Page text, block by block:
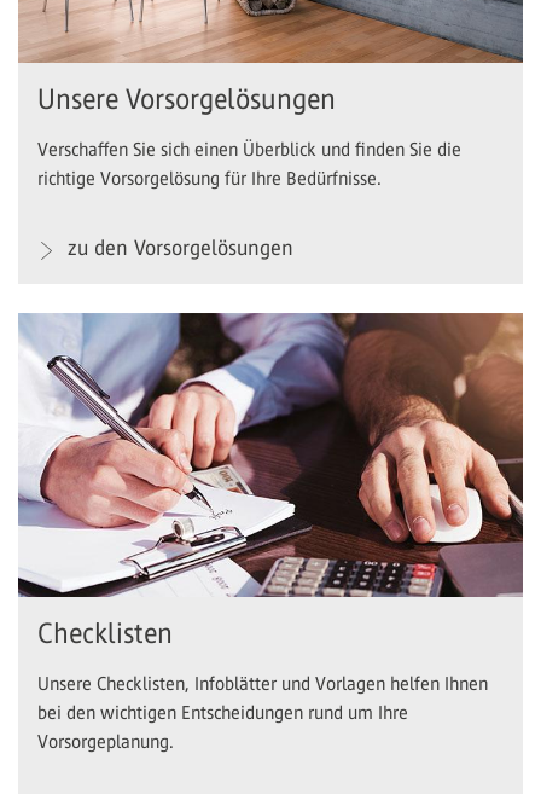
Unsere Vorsorgelösungen
Verschaffen Sie sich einen Überblick und finden Sie die
richtige Vorsorgelösung für Ihre Bedürfnisse.
zu den Vorsorgelösungen
Checklisten
Unsere Checklisten, Infoblätter und Vorlagen helfen Ihnen
bei den wichtigen Entscheidungen rund um Ihre
Vorsorgeplanung.